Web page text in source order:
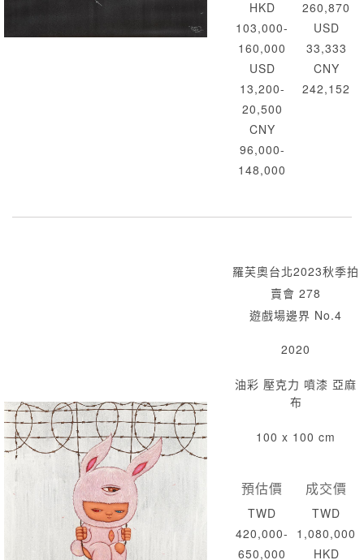
HKD
103,000-
160,000
USD
13,200-
20,500
CNY
96,000-
148,000
260,870
USD
33,333
CNY
242,152
羅芙奧台北2023秋季拍
賣會 278
遊戲場邊界 No.4
2020
油彩 壓克力 噴漆 亞麻
布
100 x 100 cm
預估價
TWD
420,000-
650,000
成交價
TWD
1,080,000
HKD